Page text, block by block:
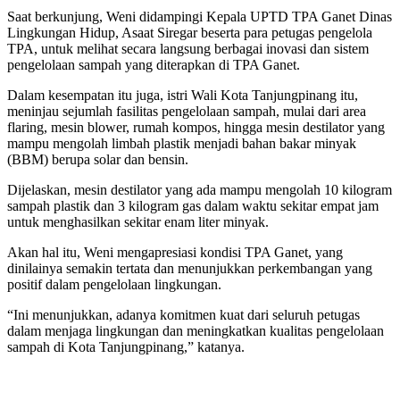
Saat berkunjung, Weni didampingi Kepala UPTD TPA Ganet Dinas
Lingkungan Hidup, Asaat Siregar beserta para petugas pengelola
TPA, untuk melihat secara langsung berbagai inovasi dan sistem
pengelolaan sampah yang diterapkan di TPA Ganet.
Dalam kesempatan itu juga, istri Wali Kota Tanjungpinang itu,
meninjau sejumlah fasilitas pengelolaan sampah, mulai dari area
flaring, mesin blower, rumah kompos, hingga mesin destilator yang
mampu mengolah limbah plastik menjadi bahan bakar minyak
(BBM) berupa solar dan bensin.
Dijelaskan, mesin destilator yang ada mampu mengolah 10 kilogram
sampah plastik dan 3 kilogram gas dalam waktu sekitar empat jam
untuk menghasilkan sekitar enam liter minyak.
Akan hal itu, Weni mengapresiasi kondisi TPA Ganet, yang
dinilainya semakin tertata dan menunjukkan perkembangan yang
positif dalam pengelolaan lingkungan.
“Ini menunjukkan, adanya komitmen kuat dari seluruh petugas
dalam menjaga lingkungan dan meningkatkan kualitas pengelolaan
sampah di Kota Tanjungpinang,” katanya.